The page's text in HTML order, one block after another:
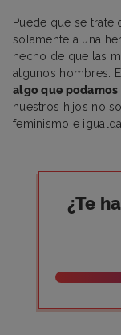
Puede que se
solamente a una
hecho de que las
algunos hombres.
algo que
nuestros hijos no
feminismo e
¿Te